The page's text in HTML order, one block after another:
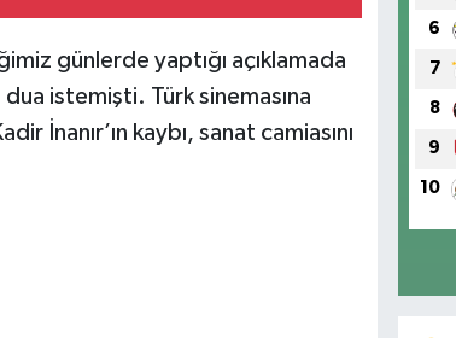
günlerde yaptığı açıklamada
istemişti. Türk sinemasına
İnanır’ın kaybı, sanat camiasını
6
7
8
9
10